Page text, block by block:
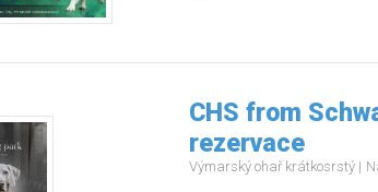
CHS from
rezervace
Výmarský ohař krátkosrstý